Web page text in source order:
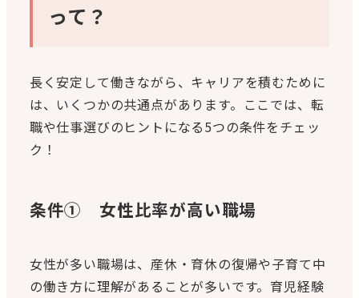
って？
長く安定して働きながら、キャリアを積むために
は、いくつかの共通点があります。ここでは、転
職や仕事選びのヒントになる5つの条件をチェッ
ク！
条件① 女性比率が高い職場
女性が多い職場は、産休・育休の復帰や子育て中
の働き方に理解があることが多いです。育児経験